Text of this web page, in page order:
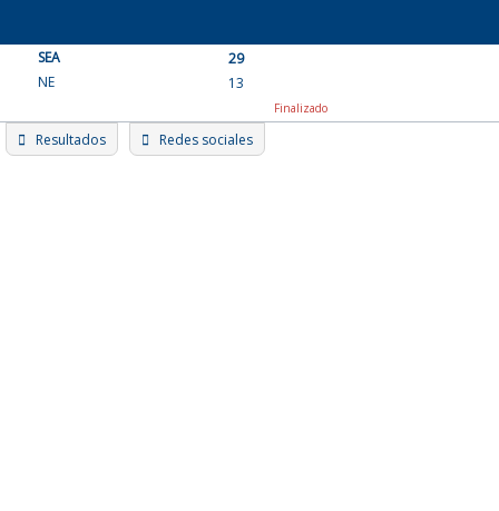
content
SEA
29
NE
13
Finalizado
Resultados Redes sociales